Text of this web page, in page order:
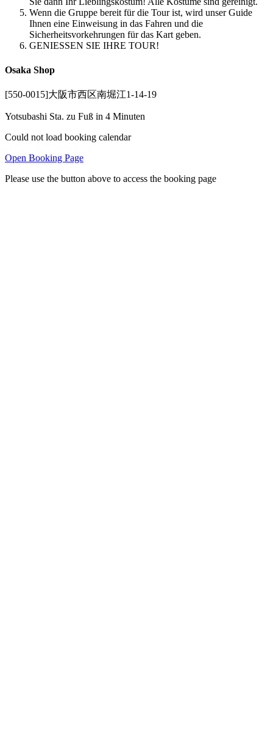
Wenn die Gruppe bereit für die Tour ist, wird unser Guide
Ihnen eine Einweisung in das Fahren und die
Sicherheitsvorkehrungen für das Kart geben.
GENIESSEN SIE IHRE TOUR!
Osaka Shop
[550-0015]大阪市西区南堀江1-14-19
Yotsubashi Sta. zu Fuß in 4 Minuten
Could not load booking calendar
Open Booking Page
Please use the button above to access the booking page